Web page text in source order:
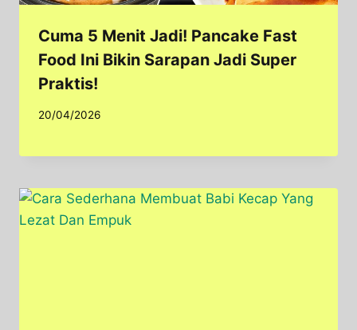
Cuma 5 Menit Jadi! Pancake Fast
Food Ini Bikin Sarapan Jadi Super
Praktis!
20/04/2026